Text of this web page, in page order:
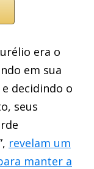
era o
em sua
decidindo o
seus
revelam um
manter a